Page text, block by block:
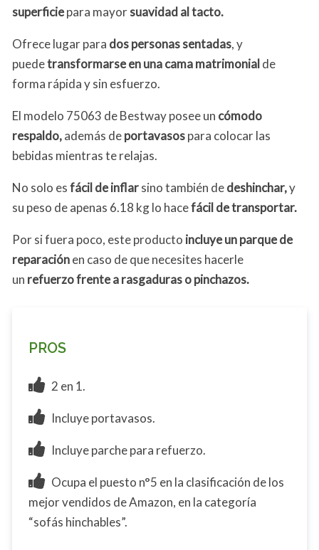
superficiepara mayorsuavidad al tacto.
Ofrece lugar para dos personas sentadas, y
puedetransformarse en una cama matrimonial de
forma rápida y sin esfuerzo.
El modelo 75063 de Bestway posee un cómodo
respaldo,además deportavasospara colocar las
bebidas mientras te relajas.
No solo esfácil de inflarsino también dedeshinchar,y
su peso de apenas 6.18 kg lo hacefácil de transportar.
Por si fuera poco, este producto incluye un parque de
reparaciónen caso de que necesites hacerle
un refuerzo frente a rasgaduras o pinchazos.
PROS
2 en 1.
Incluye portavasos.
Incluye parche para refuerzo.
Ocupa el puesto n°5 en la clasificación de los
mejor vendidos de Amazon, en la categoría
“sofás hinchables”.